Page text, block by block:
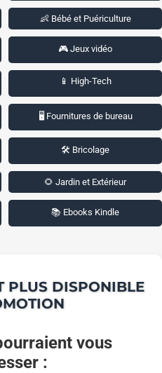
👶 Bébé et Puériculture
🎮 Jeux vidéo
📱 High-Tech
🖥️ Fournitures de bureau
🛠️ Bricolage
🌻 Jardin et Extérieur
📚 Ebooks Kindle
PLUS DISPONIBLE
vous
: